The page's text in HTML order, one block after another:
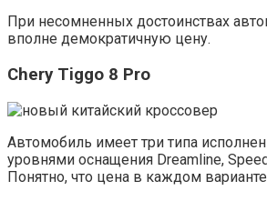
При несомненных достоинствах
вполне демократичную цену.
Chery Tiggo 8 Pro
Автомобиль имеет три типа
уровнями оснащения Dreamline,
Понятно, что цена в каждом